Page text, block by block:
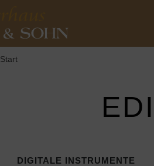
Start
DIGITALE INSTRUMENTE